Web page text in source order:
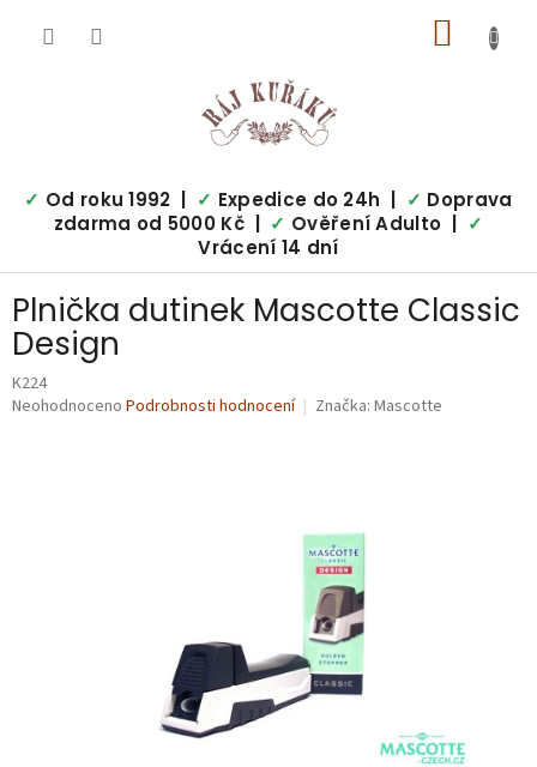
KOŠÍK
✓ Od roku 1992 | ✓ Expedice do 24h | ✓ Doprava
zdarma od 5000 Kč | ✓ Ověření Adulto |
✓
Vrácení 14 dní
Plnička dutinek Mascotte Classic
Design
K224
Průměrné
Neohodnoceno Podrobnosti hodnocení Značka: Mascotte